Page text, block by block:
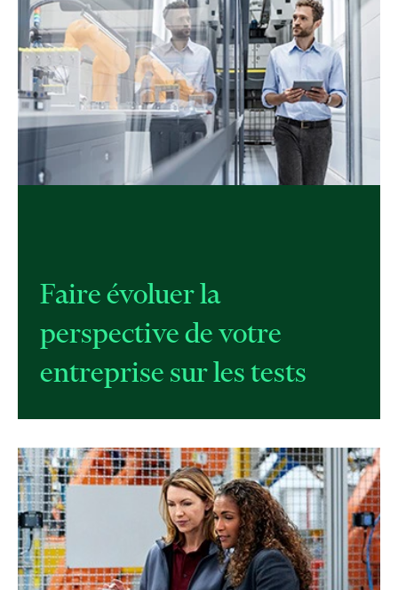
Faire évoluer la
perspective de votre
entreprise sur les tests